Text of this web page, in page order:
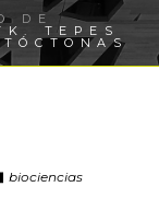
DE
TEPES
biociencias